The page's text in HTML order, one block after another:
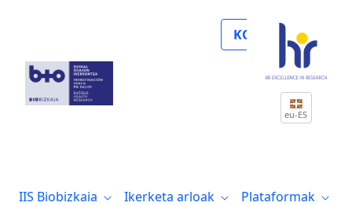
KOLABORATU
eu-ES
IIS Biobizkaia Ikerketa arloak
Plataformak